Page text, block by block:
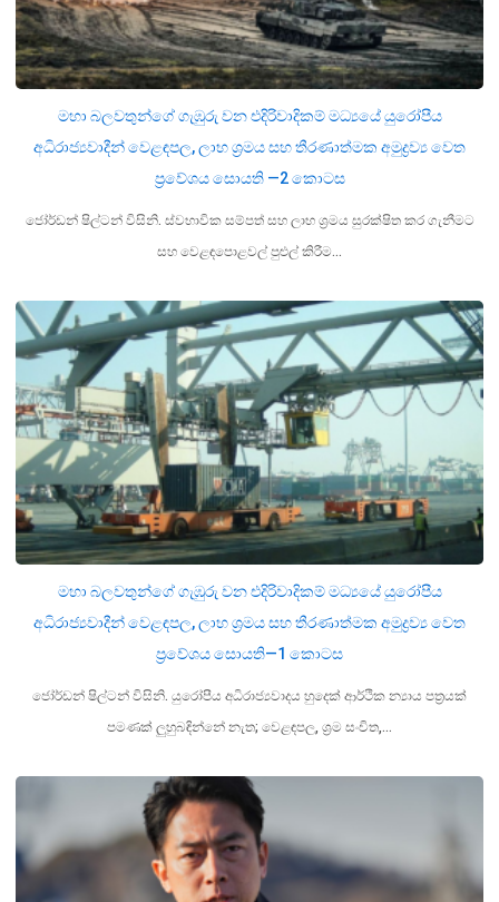
මහා බලවතුන්ගේ ගැඹුරු වන එදිරිවාදිකම් මධ්‍යයේ යුරෝපීය
අධිරාජ්‍යවාදීන් වෙළඳපල, ලාභ ශ්‍රමය සහ තීරණාත්මක අමුද්‍රව්‍ය වෙත
ප්‍රවේශය සොයති —2 කොටස
ජෝර්ඩන් ෂිල්ටන් විසිනි. ස්වභාවික සම්පත් සහ ලාභ ශ්‍රමය සුරක්ෂිත කර ගැනීමට
සහ වෙළඳපොළවල් පුළුල් කිරීම…
මහා බලවතුන්ගේ ගැඹුරු වන එදිරිවාදිකම් මධ්‍යයේ යුරෝපීය
අධිරාජ්‍යවාදීන් වෙළඳපල, ලාභ ශ්‍රමය සහ තීරණාත්මක අමුද්‍රව්‍ය වෙත
ප්‍රවේශය සොයති—1 කොටස
ජෝර්ඩන් ෂිල්ටන් විසිනි. යුරෝපීය අධිරාජ්‍යවාදය හුදෙක් ආර්ථික න්‍යාය පත්‍රයක්
පමණක් ලුහුබඳින්නේ නැත; වෙළඳපල, ශ්‍රම සංචිත,…